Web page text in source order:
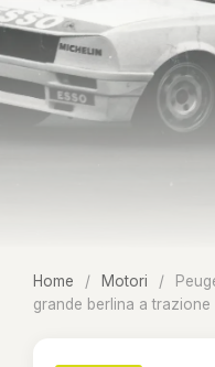
Home / Motori /
grande berlina a